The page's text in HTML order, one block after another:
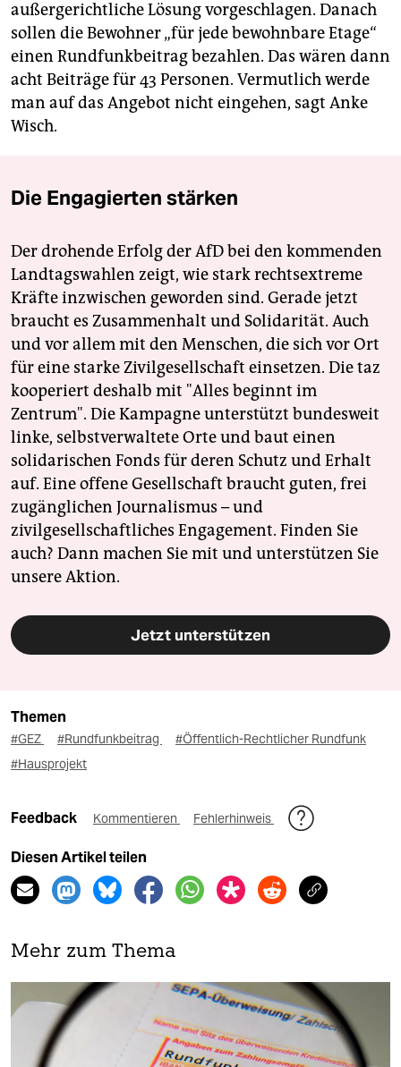
außergerichtliche Lösung vorgeschlagen. Danach
sollen die Bewohner „für jede bewohnbare Etage“
einen Rundfunkbeitrag bezahlen. Das wären dann
acht Beiträge für 43 Personen. Vermutlich werde
man auf das Angebot nicht eingehen, sagt Anke
Wisch.
Die Engagierten stärken
Der drohende Erfolg der AfD bei den kommenden
Landtagswahlen zeigt, wie stark rechtsextreme
Kräfte inzwischen geworden sind. Gerade jetzt
braucht es Zusammenhalt und Solidarität. Auch
und vor allem mit den Menschen, die sich vor Ort
für eine starke Zivilgesellschaft einsetzen. Die taz
kooperiert deshalb mit "Alles beginnt im
Zentrum". Die Kampagne unterstützt bundesweit
linke, selbstverwaltete Orte und baut einen
solidarischen Fonds für deren Schutz und Erhalt
auf. Eine offene Gesellschaft braucht guten, frei
zugänglichen Journalismus – und
zivilgesellschaftliches Engagement. Finden Sie
auch? Dann machen Sie mit und unterstützen Sie
unsere Aktion.
Jetzt unterstützen
Themen
#GEZ #Rundfunkbeitrag
#Öffentlich-Rechtlicher Rundfunk
#Hausprojekt
Feedback Kommentieren Fehlerhinweis
Diesen Artikel teilen
Mehr zum Thema